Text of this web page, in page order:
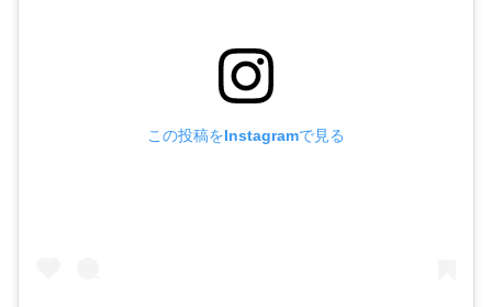
この投稿をInstagramで見る